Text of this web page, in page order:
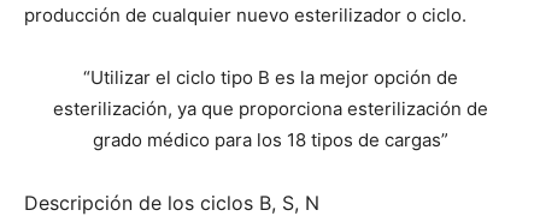
producción de cualquier nuevo esterilizador o ciclo.
“Utilizar el ciclo tipo B es la mejor opción de
esterilización, ya que proporciona esterilización de
grado médico para los 18 tipos de cargas”
Descripción de los ciclos B, S, N